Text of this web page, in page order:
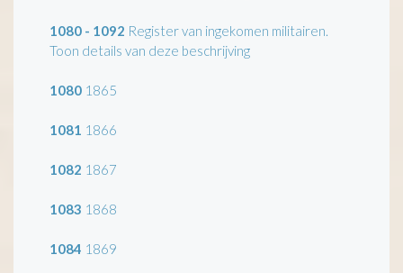
1080 - 1092 Register van ingekomen militairen.
Toon details van deze beschrijving
1080 1865
1081 1866
1082 1867
1083 1868
1084 1869